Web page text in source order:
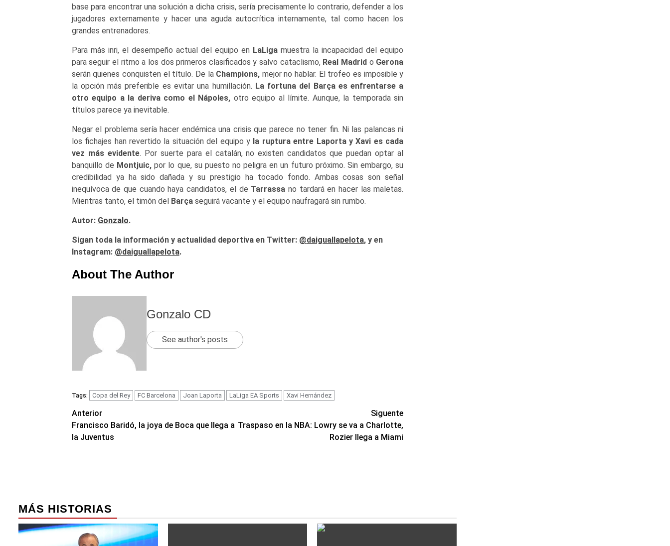
base para encontrar una solución a dicha crisis, sería precisamente lo contrario, defender a los
jugadores externamente y hacer una aguda autocrítica internamente, tal como hacen los
grandes entrenadores.
Para más inri, el desempeño actual del equipo en LaLiga muestra la incapacidad del equipo
para seguir el ritmo a los dos primeros clasificados y salvo cataclismo, Real Madrid o Gerona
serán quienes conquisten el título. De la Champions, mejor no hablar. El trofeo es imposible y
la opción más preferible es evitar una humillación. La fortuna del Barça es enfrentarse a
otro equipo a la deriva como el Nápoles, otro equipo al límite. Aunque, la temporada sin
títulos parece ya inevitable.
Negar el problema sería hacer endémica una crisis que parece no tener fin. Ni las palancas ni
los fichajes han revertido la situación del equipo y la ruptura entre Laporta y Xavi es cada
vez más evidente. Por suerte para el catalán, no existen candidatos que puedan optar al
banquillo de Montjuic, por lo que, su puesto no peligra en un futuro próximo. Sin embargo, su
credibilidad ya ha sido dañada y su prestigio ha tocado fondo. Ambas cosas son señal
inequívoca de que cuando haya candidatos, el de Tarrassa no tardará en hacer las maletas.
Mientras tanto, el timón del Barçaseguirá vacante y el equipo naufragará sin rumbo.
Autor: Gonzalo.
Sigan toda la información y actualidad deportiva en Twitter: @daiguallapelota, y en
Instagram: @daiguallapelota.
About The Author
Gonzalo CD
See author's posts
Tags: Copa del Rey FC Barcelona Joan Laporta LaLiga EA Sports Xavi Hernández
Navegación
de
Anterior
Francisco Baridó, la joya de Boca que llega a
la Juventus
Siguente
Traspaso en la NBA: Lowry se va a Charlotte,
Rozier llega a Miami
MÁS HISTORIAS